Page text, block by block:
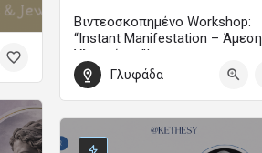
Βιντεοσκοπημένο Workshop:
“Instant Manifestation – Άμεση
Υλοποίηση”!
Με τη Μαίρη Ζαπίτη
99
Γλυφάδα